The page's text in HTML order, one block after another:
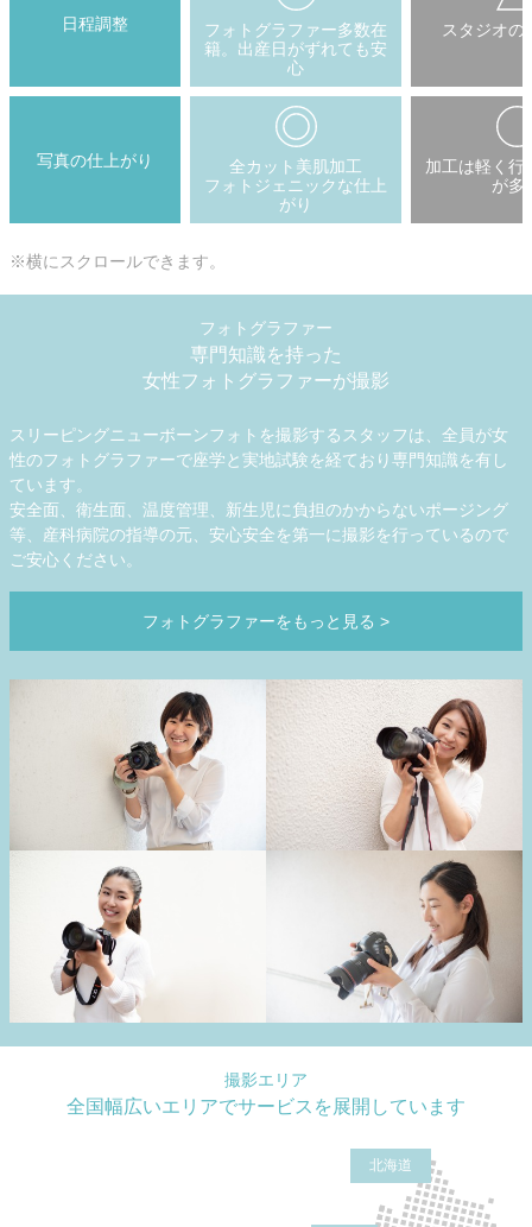
日程調整
フォトグラファー多数在
籍。出産日がずれても安
心
スタジオの
写真の仕上がり
全カット美肌加工
フォトジェニックな仕上
がり
加工は軽く行
が多
※横にスクロールできます。
フォトグラファー
専門知識を持った
女性フォトグラファーが撮影
スリーピングニューボーンフォトを撮影するスタッフは、全員が女
性のフォトグラファーで座学と実地試験を経ており専門知識を有し
ています。
安全面、衛生面、温度管理、新生児に負担のかからないポージング
等、産科病院の指導の元、安心安全を第一に撮影を行っているので
ご安心ください。
フォトグラファーをもっと見る >
撮影エリア
全国幅広いエリアでサービスを展開しています
北海道